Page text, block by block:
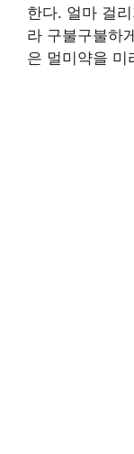
한다. 얼마 걸
라 구불구불하
은 멀미약을 미